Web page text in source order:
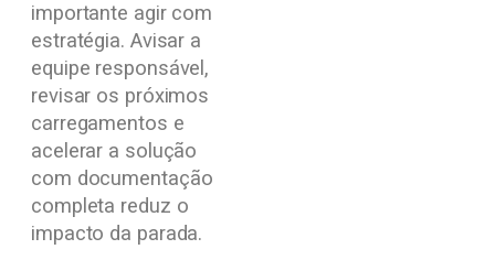
importante agir com
estratégia. Avisar a
equipe responsável,
revisar os próximos
carregamentos e
acelerar a solução
com documentação
completa reduz o
impacto da parada.